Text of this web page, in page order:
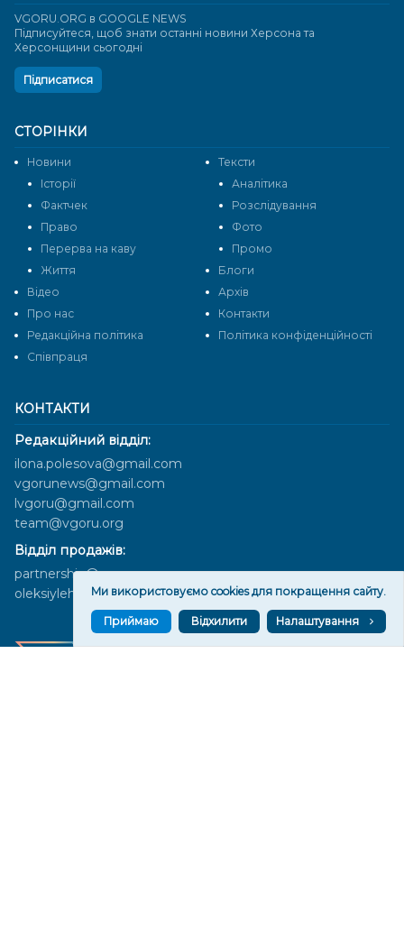
КОНТАКТИ
Редакційний відділ:
ilona.polesova@gmail.com
vgorunews@gmail.com
lvgoru@gmail.com
team@vgoru.org
Відділ продажів:
partnership@vgoru.org
oleksiylehen@vgoru.org
СТОРІНКИ
Новини
Тексти
Історії
Аналітика
Фактчек
Розслідування
Право
Фото
Перерва на каву
Промо
Життя
Блоги
Відео
Архів
Про нас
Контакти
Редакційна політика
Політика конфіденційності
Cпівпраця
VGORU.ORG в GOOGLE NEWS
Підписуйтеся, щоб знати останні новини Херсона та
Херсонщини сьогодні
Підписатися
Ми використовуємо cookies для покращення сайту.
Приймаю Відхилити Налаштування